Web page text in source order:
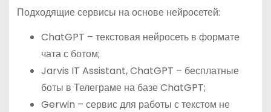
Подходящие сервисы на основе нейросетей:
ChatGPT – текстовая нейросеть в формате
чата с ботом;
Jarvis IT Assistant, ChatGPT – бесплатные
боты в Телеграме на базе ChatGPT;
Gerwin – сервис для работы с текстом не